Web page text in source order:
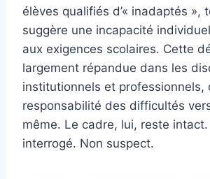
élèves qualifiés d’« inadaptés »,
suggère une incapacité
aux exigences scolaires. Cette
largement répandue dans les
institutionnels et professionnels,
responsabilité des difficultés
même. Le cadre, lui, reste intact.
interrogé. Non suspect.